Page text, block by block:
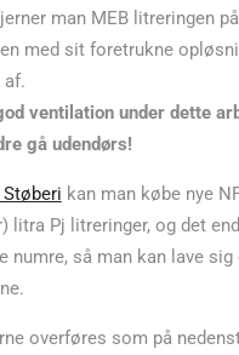
man MEB litreringen
med sit foretrukne
af.
ventilation under dette
gå udendørs!
kan man købe nye
litra Pj litreringer, og det
numre, så man kan lave
overføres som på